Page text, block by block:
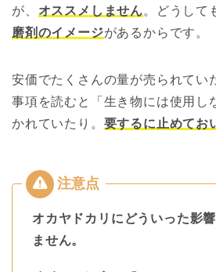
が、 オススメしません。どうして
磨剤のイメージがあるからです。
安価でたくさんの量が売られてい
事項を読むと「生き物には使用し
かれていたり。 要するに止めてお
オカヤドカリにどういった影
ません。